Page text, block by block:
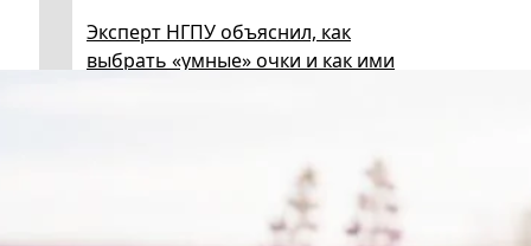
Эксперт НГПУ объяснил, как
выбрать «умные» очки и как ими
Директор ИИГСО НГПУ:
региональный компонент курса